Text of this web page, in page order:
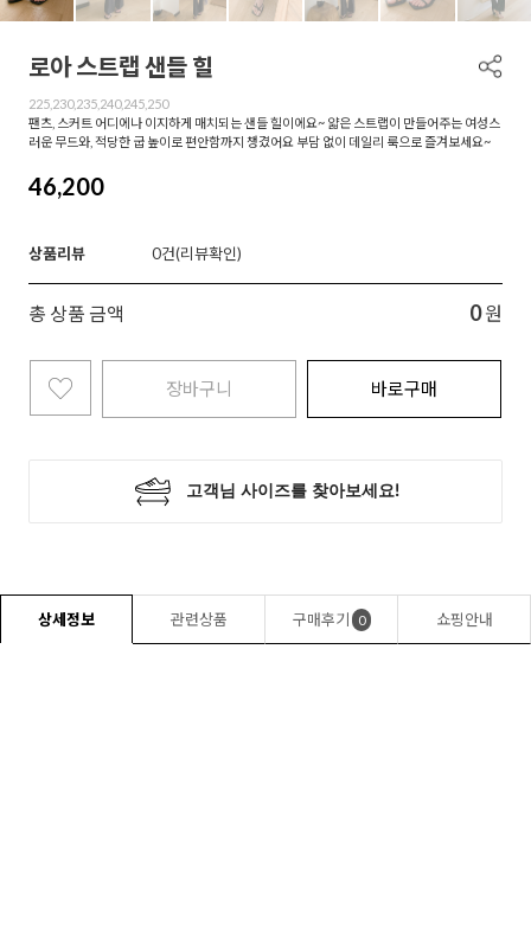
로아 스트랩 샌들 힐
225,230,235,240,245,250
팬츠, 스커트 어디에나 이지하게 매치되는 샌들 힐이에요~ 얇은 스트랩이 만들어주는 여성스
러운 무드와, 적당한 굽 높이로 편안함까지 챙겼어요 부담 없이 데일리 룩으로 즐겨보세요~
46,200
상품리뷰 0
총 상품 금액 0 원
장바구니 바로구매
상세정보 관련상품 구매후기 0 쇼핑안내